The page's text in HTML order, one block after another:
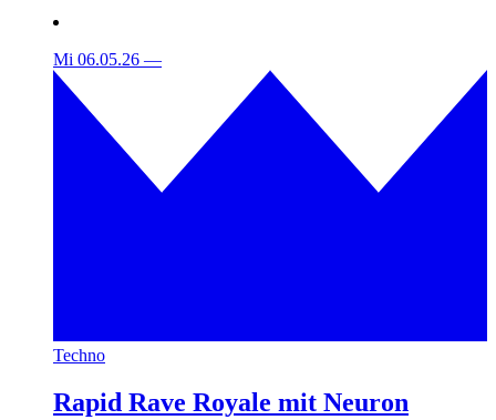
Mi 06.05.26 —
Techno
Rapid Rave Royale mit Neuron